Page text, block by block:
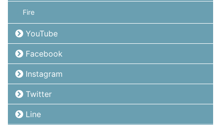
Fire
YouTube
Facebook
Instagram
Twitter
Line